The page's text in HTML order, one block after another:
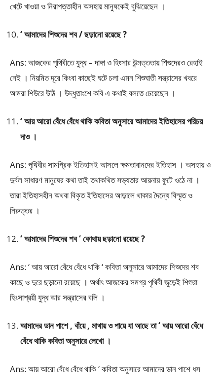
খেটে খাওয়া ও নিরাপত্তাহীন অসহায় মানুষকেই বুঝিয়েছেন ।
‘ আমাদের শিশুদের শব / ছড়ানো রয়েছে ?
Ans: আজকের পৃথিবীতে যুদ্ধ – দাঙ্গা ও হিংসার উন্মত্ততায় শিশুদেরও রেহাই
নেই । নিয়মিত দূরে কিংবা কাছেই ঘটে চলা এমন শিশুঘাতী সন্ত্রাসের খবরে
আমরা শিউরে উঠি । উদ্ধৃতাংশে কবি এ কথাই বলতে চেয়েছেন ।
‘ আয় আরো বেঁধে বেঁধে থাকি কবিতা অনুসারে আমাদের ইতিহাসের পরিচয়
দাও ।
Ans: পৃথিবীর সামগ্রিক ইতিহাসই আসলে ক্ষমতাবানদের ইতিহাস । অসহায় ও
দুর্বল সাধারণ মানুষের কথা তাই তথাকথিত সভ্যতার আয়নায় ফুটে ওঠে না ।
তারা ইতিহাসহীন অথবা বিকৃত ইতিহাসের আড়ালে থাকার দৈন্যে বিস্মৃত ও
নিরুত্তর ।
‘ আমাদের শিশুদের শব ‘ কোথায় ছড়ানো রয়েছে ?
Ans: ‘ আয় আরো বেঁধে বেঁধে থাকি ‘ কবিতা অনুসারে আমাদের শিশুদের শব
কাছে ও দুরে ছড়ানো রয়েছে । অর্থাৎ আজকের সমগ্র পৃথিবী জুড়েই শিশুরা
হিংসাশ্রয়ী যুদ্ধ আর সন্ত্রাসের বলি ।
আমাদের ডান পাশে , বাঁয়ে , মাথায় ও পায়ে যা আছে তা ‘ আয় আরো বেঁধে
বেঁধে থাকি কবিতা অনুসারে লেখো ।
Ans: আয় আরো বেঁধে বেঁধে থাকি ‘ কবিতা অনুসারে আমাদের ডান পাশে ধস